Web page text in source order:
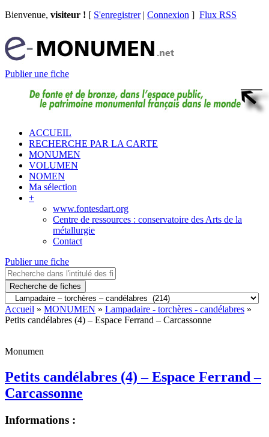
Bienvenue, visiteur ! [ S'enregistrer| Connexion ] Flux RSS
Publier une fiche
ACCUEIL
RECHERCHE PAR LA CARTE
MONUMEN
VOLUMEN
NOMEN
Ma sélection
+
www.fontesdart.org
Centre de ressources : conservatoire des Arts de la
métallurgie
Contact
Publier une fiche
Recherche de fiches
Accueil » MONUMEN » Lampadaire - torchères - candélabres »
Petits candélabres (4) – Espace Ferrand – Carcassonne
Monumen
Petits candélabres (4) – Espace Ferrand –
Carcassonne
Informations :